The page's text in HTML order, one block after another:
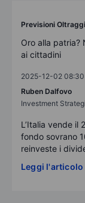
Previsioni
Oro alla patria?
ai cittadini
2025-12-02 08:30
Ruben Dalfovo
Investment
L’Italia vende il
fondo sovrano
reinveste i
Leggi l'articolo